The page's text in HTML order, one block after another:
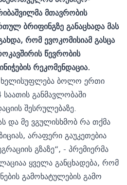
მთავრობის
ბრიფინგზე განაცხადა მას
რომ ევოკომისიამ გასცა
წევრობის
რეკომენდაცია.
ხელისუფლება ბოლო ერთი
განმავლობაში
შესრულებაზე.
და მე ვგულისხმობ რა თქმა
არაფერი გაუკეთებია
გზაზე“, - პრემიერმა
ყველა განცხადება, რომ
გამოხატულების გამო